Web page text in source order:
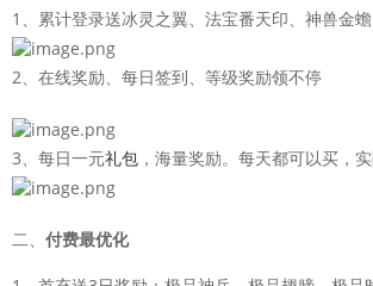
1、累计登录送冰灵之翼、法宝番天印、神兽金
2、在线奖励、每日签到、等级奖励领不停
3、每日一元礼包 ，海量奖励。每天都可以买，
二、 付费最优化